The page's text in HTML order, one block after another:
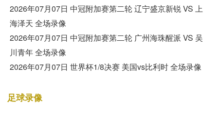
2026年07月07日 中冠附加赛第二轮 辽宁盛京新锐 VS 上
海泽天 全场录像
2026年07月07日 中冠附加赛第二轮 广州海珠醒派 VS 吴
川青年 全场录像
2026年07月07日 世界杯1/8决赛 美国vs比利时 全场录像
足球录像